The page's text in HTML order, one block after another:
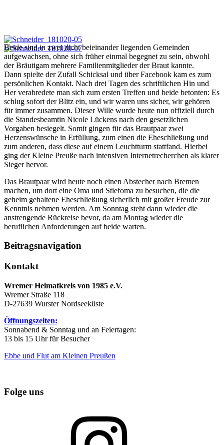
Beide sind in zwei dicht beieinander liegenden Gemeinden
aufgewachsen, ohne sich früher einmal begegnet zu sein, obwohl
der Bräutigam mehrere Familienmitglieder der Braut kannte.
Dann spielte der Zufall Schicksal und über Facebook kam es zum
persönlichen Kontakt. Nach drei Tagen des schriftlichen Hin und
Her verabredete man sich zum ersten Treffen und beide betonten: Es
schlug sofort der Blitz ein, und wir waren uns sicher, wir gehören
für immer zusammen. Dieser Wille wurde heute nun offiziell durch
die Standesbeamtin Nicole Lückens nach den gesetzlichen
Vorgaben besiegelt. Somit gingen für das Brautpaar zwei
Herzenswünsche in Erfüllung, zum einen die Eheschließung und
zum anderen, dass diese auf einem Leuchtturm stattfand. Hierbei
ging der Kleine Preuße nach intensiven Internetrecherchen als klarer
Sieger hervor.
Das Brautpaar wird heute noch einen Abstecher nach Bremen
machen, um dort eine Oma und Stiefoma zu besuchen, die die
geheim gehaltene Eheschließung sicherlich mit großer Freude zur
Kenntnis nehmen werden. Am Sonntag steht dann wieder die
anstrengende Rückreise bevor, da am Montag wieder die
beruflichen Anforderungen auf beide warten.
Beitragsnavigation
Kontakt
Wremer Heimatkreis von 1985 e.V.
Wremer Straße 118
D-27639 Wurster Nordseeküste
Öffnungszeiten:
Sonnabend & Sonntag und an Feiertagen:
13 bis 15 Uhr für Besucher
Ebbe und Flut am Kleinen Preußen
Folge uns